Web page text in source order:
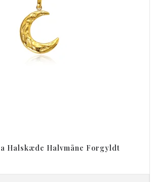
Halskæde Halvmåne Forgyldt